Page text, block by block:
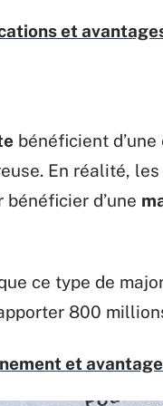
et
bénéficient
En réalité,
d’une
ce type de
800
et